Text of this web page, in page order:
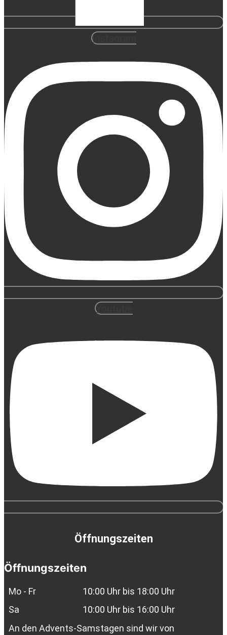
Instagram
Youtube
Öffnungszeiten
Öffnungszeiten
Mo - Fr
10:00 Uhr bis 18:00 Uhr
Sa
10:00 Uhr bis 16:00 Uhr
An den Advents-Samstagen sind wir von